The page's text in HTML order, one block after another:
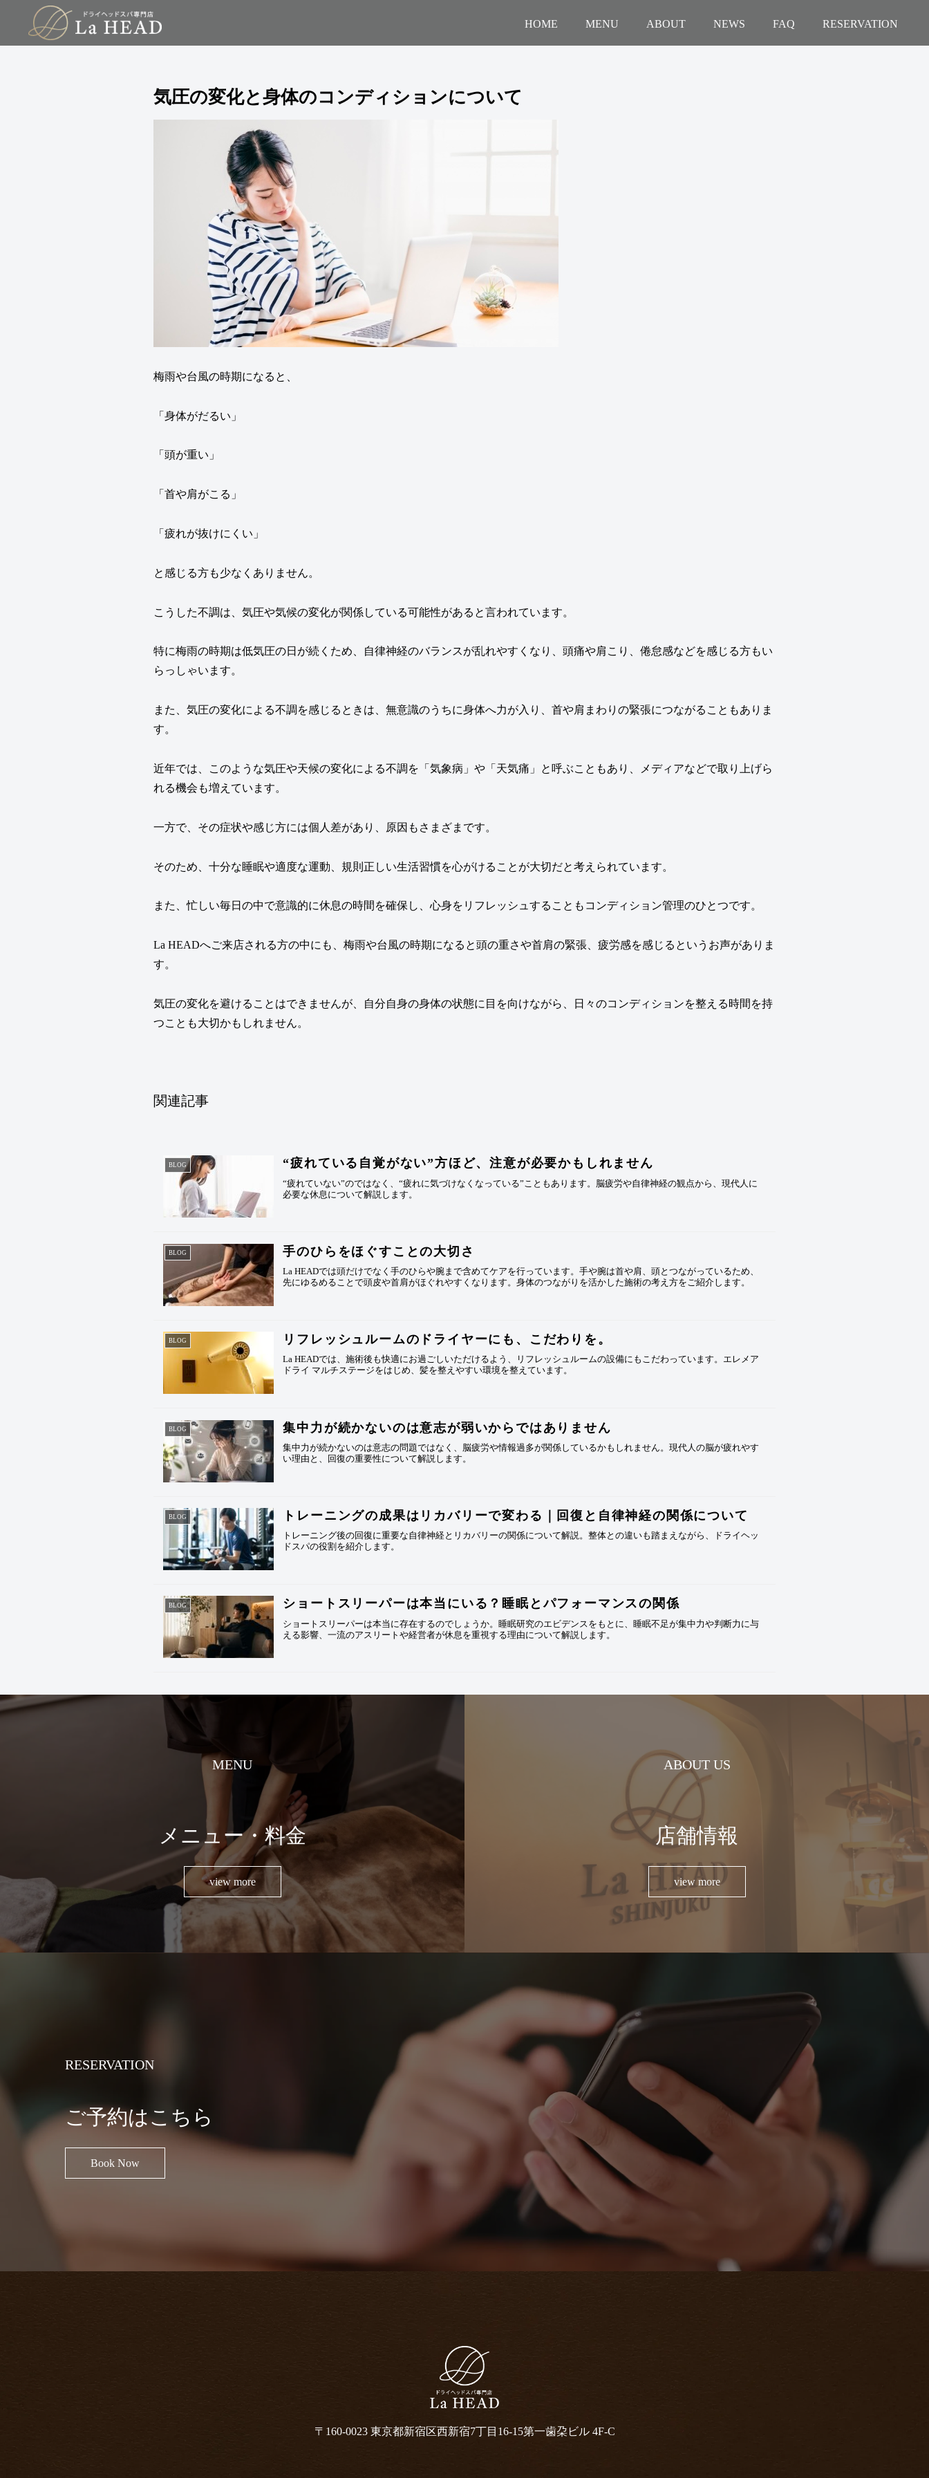
HOME MENU ABOUT NEWS FAQ RESERVATION
気圧の変化と身体のコンディションについて
梅雨や台風の時期になると、
「身体がだるい」
「頭が重い」
「首や肩がこる」
「疲れが抜けにくい」
と感じる方も少なくありません。
こうした不調は、気圧や気候の変化が関係している可能性があると言われています。
特に梅雨の時期は低気圧の日が続くため、自律神経のバランスが乱れやすくなり、頭痛や肩こり、倦怠感などを感じる方もい
らっしゃいます。
また、気圧の変化による不調を感じるときは、無意識のうちに身体へ力が入り、首や肩まわりの緊張につながることもありま
す。
近年では、このような気圧や天候の変化による不調を「気象病」や「天気痛」と呼ぶこともあり、メディアなどで取り上げら
れる機会も増えています。
一方で、その症状や感じ方には個人差があり、原因もさまざまです。
そのため、十分な睡眠や適度な運動、規則正しい生活習慣を心がけることが大切だと考えられています。
また、忙しい毎日の中で意識的に休息の時間を確保し、心身をリフレッシュすることもコンディション管理のひとつです。
La HEADへご来店される方の中にも、梅雨や台風の時期になると頭の重さや首肩の緊張、疲労感を感じるというお声がありま
す。
気圧の変化を避けることはできませんが、自分自身の身体の状態に目を向けながら、日々のコンディションを整える時間を持
つことも大切かもしれません。
関連記事
BLOG “疲れている自覚がない”方ほど、注意が必要かもしれません
“疲れていない”のではなく、“疲れに気づけなくなっている”こともあります。脳疲労や自律神経の観点から、現代人に
必要な休息について解説します。
BLOG 手のひらをほぐすことの大切さ
La HEADでは頭だけでなく手のひらや腕まで含めてケアを行っています。手や腕は首や肩、頭とつながっているため、
先にゆるめることで頭皮や首肩がほぐれやすくなります。身体のつながりを活かした施術の考え方をご紹介します。
BLOG リフレッシュルームのドライヤーにも、こだわりを。
La HEADでは、施術後も快適にお過ごしいただけるよう、リフレッシュルームの設備にもこだわっています。エレメア
ドライ マルチステージをはじめ、髪を整えやすい環境を整えています。
BLOG 集中力が続かないのは意志が弱いからではありません
集中力が続かないのは意志の問題ではなく、脳疲労や情報過多が関係しているかもしれません。現代人の脳が疲れやす
い理由と、回復の重要性について解説します。
BLOG トレーニングの成果はリカバリーで変わる｜回復と自律神経の関係について
トレーニング後の回復に重要な自律神経とリカバリーの関係について解説。整体との違いも踏まえながら、ドライヘッ
ドスパの役割を紹介します。
BLOG ショートスリーパーは本当にいる？睡眠とパフォーマンスの関係
ショートスリーパーは本当に存在するのでしょうか。睡眠研究のエビデンスをもとに、睡眠不足が集中力や判断力に与
える影響、一流のアスリートや経営者が休息を重視する理由について解説します。
MENU
メニュー・料金
view more
ABOUT US
店舗情報
view more
RESERVATION
ご予約はこちら
Book Now
〒160-0023 東京都新宿区西新宿7丁目16-15第一歯朶ビル 4F-C